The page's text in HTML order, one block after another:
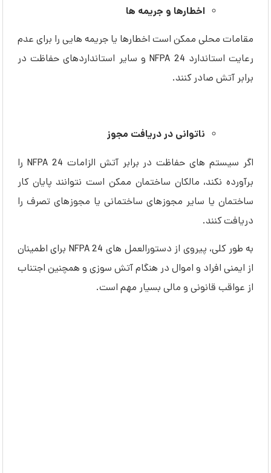
اخطارها و جریمه ها
مقامات محلی ممکن است اخطارها یا جریمه هایی را برای عدم
رعایت استاندارد NFPA 24 و سایر استانداردهای حفاظت در
برابر آتش صادر کنند.
ناتوانی در دریافت مجوز
اگر سیستم های حفاظت در برابر آتش الزامات NFPA 24 را
برآورده نکند، مالکان ساختمان ممکن است نتوانند پایان کار
ساختمان یا سایر مجوزهای ساختمانی یا مجوزهای تصرف را
دریافت کنند.
به طور کلی، پیروی از دستورالعمل ‌های NFPA 24 برای اطمینان
از ایمنی افراد و اموال در هنگام آتش‌ سوزی و همچنین اجتناب
از عواقب قانونی و مالی بسیار مهم است.